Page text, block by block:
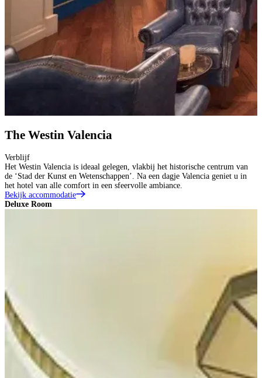
The Westin Valencia
Verblijf
Het Westin Valencia is ideaal gelegen, vlakbij het historische centrum van
de ‘Stad der Kunst en Wetenschappen’. Na een dagje Valencia geniet u in
het hotel van alle comfort in een sfeervolle ambiance.
Bekijk accommodatie
Deluxe Room